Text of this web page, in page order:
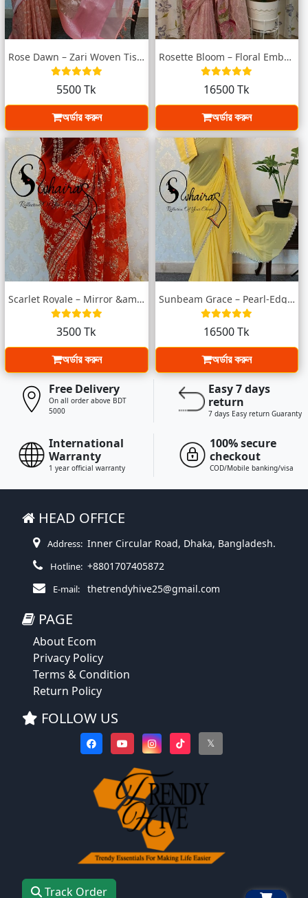
Rose Dawn – Zari Woven Tissue Katan Sare...
5500 Tk
অর্ডার করুন
Rosette Bloom – Floral Embroidered Musli...
16500 Tk
অর্ডার করুন
Scarlet Royale – Mirror &amp; Zari Embro...
3500 Tk
অর্ডার করুন
Sunbeam Grace – Pearl-Edged Muslin Saree...
16500 Tk
অর্ডার করুন
Free Delivery
On all order above BDT
5000
Easy 7 days
return
7 days Easy return Guaranty
International
Warranty
1 year official warranty
100% secure
checkout
COD/Mobile banking/visa
HEAD OFFICE
Address: Inner Circular Road, Dhaka, Bangladesh.
Hotline: +8801707405872
E-mail: thetrendyhive25@gmail.com
PAGE
About Ecom
Privacy Policy
Terms & Condition
Return Policy
FOLLOW US
𝕏
Track Order